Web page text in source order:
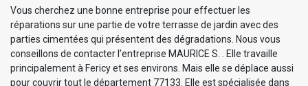
Vous cherchez une bonne entreprise pour effectuer les
réparations sur une partie de votre terrasse de jardin avec des
parties cimentées qui présentent des dégradations. Nous vous
conseillons de contacter l’entreprise MAURICE S. . Elle travaille
principalement à Fericy et ses environs. Mais elle se déplace aussi
pour couvrir tout le département 77133. Elle est spécialisée dans